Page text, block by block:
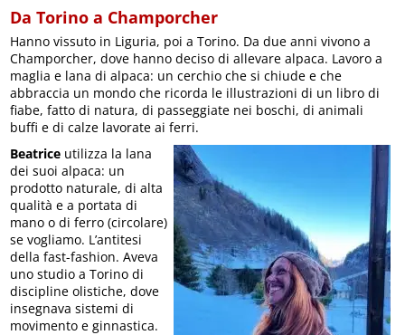
Da Torino a Champorcher
Hanno vissuto in Liguria, poi a Torino. Da due anni vivono a
Champorcher, dove hanno deciso di allevare alpaca. Lavoro a
maglia e lana di alpaca: un cerchio che si chiude e che
abbraccia un mondo che ricorda le illustrazioni di un libro di
fiabe, fatto di natura, di passeggiate nei boschi, di animali
buffi e di calze lavorate ai ferri.
Beatrice utilizza la lana
dei suoi alpaca: un
prodotto naturale, di alta
qualità e a portata di
mano o di ferro (circolare)
se vogliamo. L’antitesi
della fast-fashion. Aveva
uno studio a Torino di
discipline olistiche, dove
insegnava sistemi di
movimento e ginnastica.